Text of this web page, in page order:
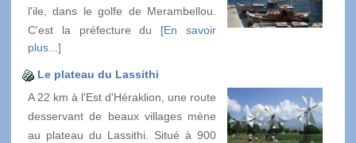
l'ile, dans le golfe de Merambellou.
C'est la préfecture du [En savoir
plus...]
Le plateau du Lassithi
A 22 km à l'Est d'Héraklion, une route
desservant de beaux villages mène
au plateau du Lassithi. Situé à 900